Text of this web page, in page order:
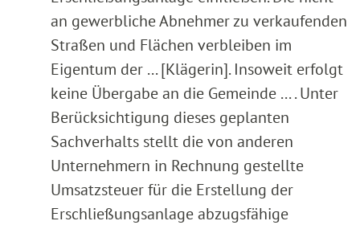
an gewerbliche Abnehmer zu verkaufenden
Straßen und Flächen verbleiben im
Eigentum der ... [Klägerin]. Insoweit erfolgt
keine Übergabe an die Gemeinde ... . Unter
Berücksichtigung dieses geplanten
Sachverhalts stellt die von anderen
Unternehmern in Rechnung gestellte
Umsatzsteuer für die Erstellung der
Erschließungsanlage abzugsfähige